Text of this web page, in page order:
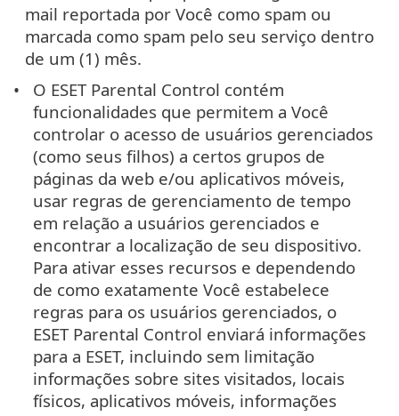
mail reportada por Você como spam ou
marcada como spam pelo seu serviço dentro
de um (1) mês.
O ESET Parental Control contém
funcionalidades que permitem a Você
controlar o acesso de usuários gerenciados
(como seus filhos) a certos grupos de
páginas da web e/ou aplicativos móveis,
usar regras de gerenciamento de tempo
em relação a usuários gerenciados e
encontrar a localização de seu dispositivo.
Para ativar esses recursos e dependendo
de como exatamente Você estabelece
regras para os usuários gerenciados, o
ESET Parental Control enviará informações
para a ESET, incluindo sem limitação
informações sobre sites visitados, locais
físicos, aplicativos móveis, informações